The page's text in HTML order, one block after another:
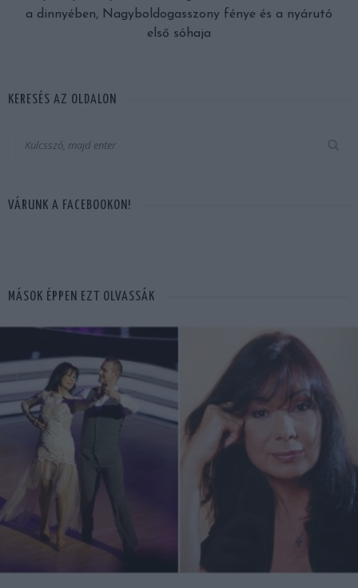
a dinnyében, Nagyboldogasszony fénye és a nyárutó
első sóhaja
KERESÉS AZ OLDALON
VÁRUNK A FACEBOOKON!
MÁSOK ÉPPEN EZT OLVASSÁK